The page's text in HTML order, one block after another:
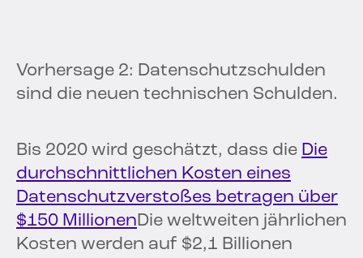
Vorhersage 2: Datenschutzschulden
sind die neuen technischen Schulden.
Bis 2020 wird geschätzt, dass die Die
durchschnittlichen Kosten eines
Datenschutzverstoßes betragen über
$150 MillionenDie weltweiten jährlichen
Kosten werden auf $2,1 Billionen